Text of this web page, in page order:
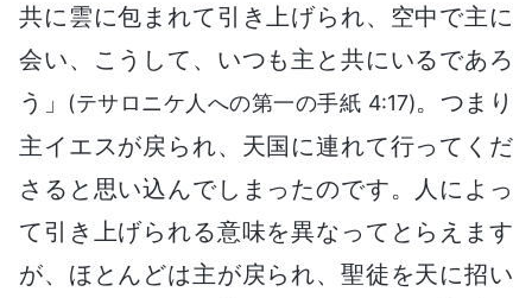
共に雲に包まれて引き上げられ、空中で主に
会い、こうして、いつも主と共にいるであろ
う」
(テサロニケ人への第一の手紙 4:17)。つまり
主イエスが戻られ、天国に連れて行ってくだ
さると思い込んでしまったのです。人によっ
て引き上げられる意味を異なってとらえます
が、ほとんどは主が戻られ、聖徒を天に招い